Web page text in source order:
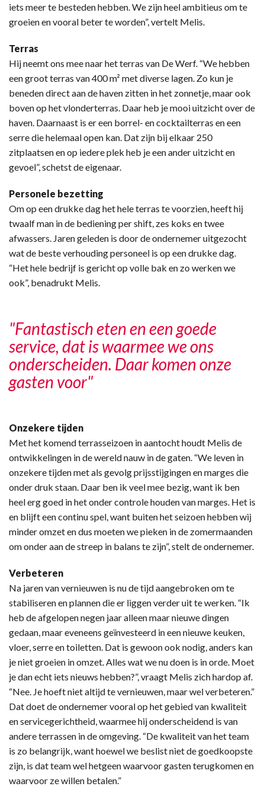
iets meer te besteden hebben. We zijn heel ambitieus om te
groeien en vooral beter te worden”, vertelt Melis.
Terras
Hij neemt ons mee naar het terras van De Werf. “We hebben
een groot terras van 400 m² met diverse lagen. Zo kun je
beneden direct aan de haven zitten in het zonnetje, maar ook
boven op het vlonderterras. Daar heb je mooi uitzicht over de
haven. Daarnaast is er een borrel- en cocktailterras en een
serre die helemaal open kan. Dat zijn bij elkaar 250
zitplaatsen en op iedere plek heb je een ander uitzicht en
gevoel”, schetst de eigenaar.
Personele bezetting
Om op een drukke dag het hele terras te voorzien, heeft hij
twaalf man in de bediening per shift, zes koks en twee
afwassers. Jaren geleden is door de ondernemer uitgezocht
wat de beste verhouding personeel is op een drukke dag.
“Het hele bedrijf is gericht op volle bak en zo werken we
ook”, benadrukt Melis.
"Fantastisch eten en een goede
service, dat is waarmee we ons
onderscheiden. Daar komen onze
gasten voor"
Onzekere tijden
Met het komend terrasseizoen in aantocht houdt Melis de
ontwikkelingen in de wereld nauw in de gaten. “We leven in
onzekere tijden met als gevolg prijsstijgingen en marges die
onder druk staan. Daar ben ik veel mee bezig, want ik ben
heel erg goed in het onder controle houden van marges. Het is
en blijft een continu spel, want buiten het seizoen hebben wij
minder omzet en dus moeten we pieken in de zomermaanden
om onder aan de streep in balans te zijn”, stelt de ondernemer.
Verbeteren
Na jaren van vernieuwen is nu de tijd aangebroken om te
stabiliseren en plannen die er liggen verder uit te werken. “Ik
heb de afgelopen negen jaar alleen maar nieuwe dingen
gedaan, maar eveneens geïnvesteerd in een nieuwe keuken,
vloer, serre en toiletten. Dat is gewoon ook nodig, anders kan
je niet groeien in omzet. Alles wat we nu doen is in orde. Moet
je dan echt iets nieuws hebben?”, vraagt Melis zich hardop af.
“Nee. Je hoeft niet altijd te vernieuwen, maar wel verbeteren.”
Dat doet de ondernemer vooral op het gebied van kwaliteit
en servicegerichtheid, waarmee hij onderscheidend is van
andere terrassen in de omgeving. “De kwaliteit van het team
is zo belangrijk, want hoewel we beslist niet de goedkoopste
zijn, is dat team wel hetgeen waarvoor gasten terugkomen en
waarvoor ze willen betalen.”